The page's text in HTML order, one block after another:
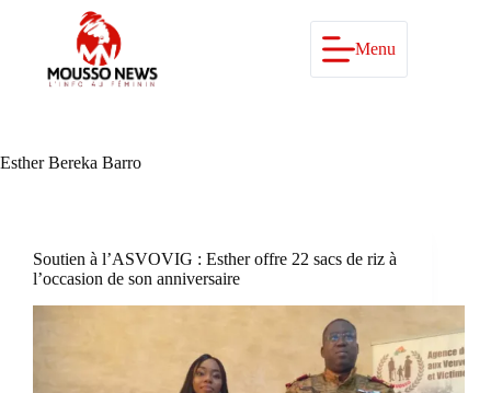
Menu
Esther Bereka Barro
Soutien à l’ASVOVIG : Esther offre 22 sacs de riz à
l’occasion de son anniversaire